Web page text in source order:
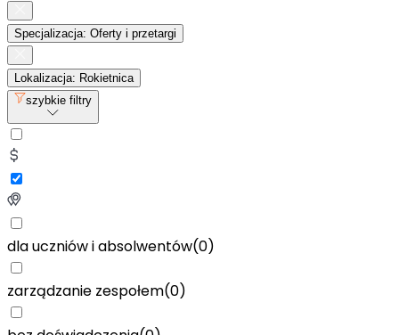
Specjalizacja: Oferty i przetargi
Lokalizacja: Rokietnica
szybkie filtry
dla uczniów i absolwentów(0)
zarządzanie zespołem(0)